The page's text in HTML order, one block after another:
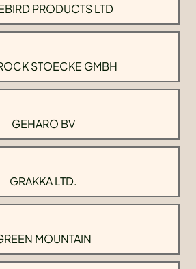
PRODUCTS LTD
STOECKE GMBH
GEHARO BV
GRAKKA LTD.
MOUNTAIN